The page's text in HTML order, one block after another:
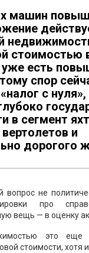
машин
стоимостью
есть
спор
с
в сегмент
и
дорогого
вопрос не
про
вещь — в оценку
это еще
стоимости, хотя